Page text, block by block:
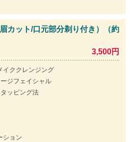
カット/口元部分剃り付き）（約
3,500円
イククレンジング
ジフェイシャル
ッピング法
ション